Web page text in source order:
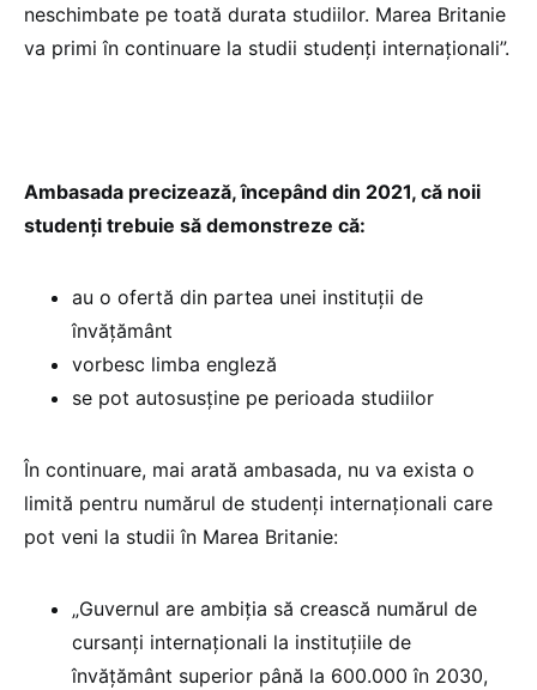
neschimbate pe toată durata studiilor. Marea Britanie
va primi în continuare la studii studenți internaționali”.
Ambasada precizează, începând din 2021, că noii
studenți trebuie să demonstreze că:
au o ofertă din partea unei instituții de
învățământ
vorbesc limba engleză
se pot autosusține pe perioada studiilor
În continuare, mai arată ambasada, nu va exista o
limită pentru numărul de studenți internaționali care
pot veni la studii în Marea Britanie:
„Guvernul are ambiția să crească numărul de
cursanți internaționali la instituțiile de
învățământ superior până la 600.000 în 2030,